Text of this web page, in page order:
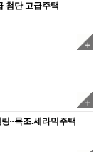
첨단 고급주택
~목조.세라믹주택